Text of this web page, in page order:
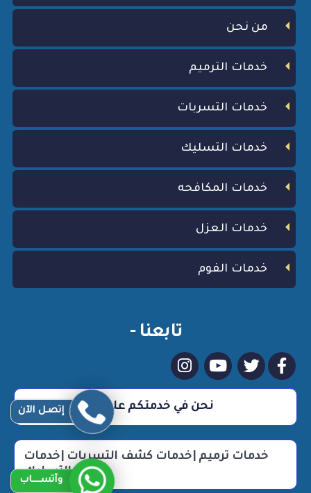
من نحن
خدمات الترميم
خدمات التسربات
خدمات التسليك
خدمات المكافحه
خدمات العزل
خدمات الفوم
تابعنا -
نحن في خدمتكم علي مدار 24 ساعة
خدمات ترميم |خدمات كشف التسربات |خدمات
التسليك
إتصـل الآن
وآتســــاب